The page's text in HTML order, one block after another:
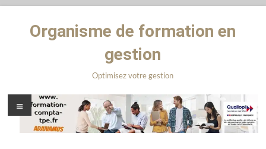
Organisme de formation en
gestion
Optimisez votre gestion